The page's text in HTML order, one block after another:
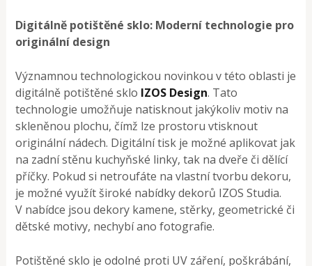
Digitálně potištěné sklo: Moderní technologie pro
originální design
Významnou technologickou novinkou v této oblasti je
digitálně potištěné sklo IZOS Design. Tato
technologie umožňuje natisknout jakýkoliv motiv na
skleněnou plochu, čímž lze prostoru vtisknout
originální nádech. Digitální tisk je možné aplikovat jak
na zadní stěnu kuchyňské linky, tak na dveře či dělící
příčky. Pokud si netroufáte na vlastní tvorbu dekoru,
je možné využít široké nabídky dekorů IZOS Studia.
V nabídce jsou dekory kamene, stěrky, geometrické či
dětské motivy, nechybí ano fotografie.
Potištěné sklo je odolné proti UV záření, poškrábání,